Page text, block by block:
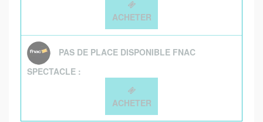
ACHETER
PAS DE PLACE DISPONIBLE FNAC
SPECTACLE :
ACHETER